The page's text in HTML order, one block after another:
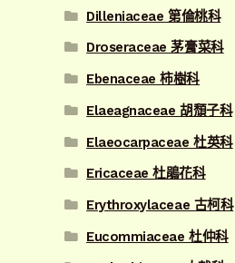
Dilleniaceae 第倫桃科
Droseraceae 茅膏菜科
Ebenaceae 柿樹科
Elaeagnaceae 胡頹子科
Elaeocarpaceae 杜英科
Ericaceae 杜鵑花科
Erythroxylaceae 古柯科
Eucommiaceae 杜仲科